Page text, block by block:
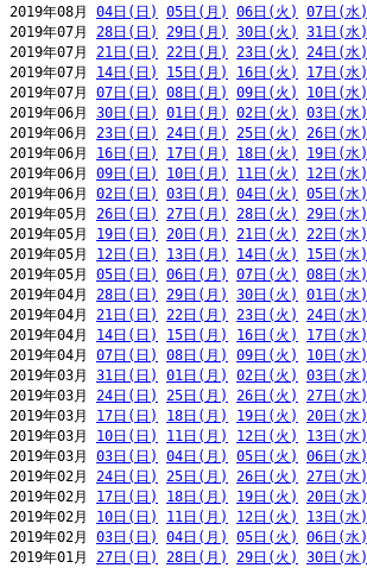
2019年08月 04日(日) 05日(月) 06日(火) 07日(水)
2019年07月 28日(日) 29日(月) 30日(火) 31日(水)
2019年07月 21日(日) 22日(月) 23日(火) 24日(水)
2019年07月 14日(日) 15日(月) 16日(火) 17日(水)
2019年07月 07日(日) 08日(月) 09日(火) 10日(水)
2019年06月 30日(日) 01日(月) 02日(火) 03日(水)
2019年06月 23日(日) 24日(月) 25日(火) 26日(水)
2019年06月 16日(日) 17日(月) 18日(火) 19日(水)
2019年06月 09日(日) 10日(月) 11日(火) 12日(水)
2019年06月 02日(日) 03日(月) 04日(火) 05日(水)
2019年05月 26日(日) 27日(月) 28日(火) 29日(水)
2019年05月 19日(日) 20日(月) 21日(火) 22日(水)
2019年05月 12日(日) 13日(月) 14日(火) 15日(水)
2019年05月 05日(日) 06日(月) 07日(火) 08日(水)
2019年04月 28日(日) 29日(月) 30日(火) 01日(水)
2019年04月 21日(日) 22日(月) 23日(火) 24日(水)
2019年04月 14日(日) 15日(月) 16日(火) 17日(水)
2019年04月 07日(日) 08日(月) 09日(火) 10日(水)
2019年03月 31日(日) 01日(月) 02日(火) 03日(水)
2019年03月 24日(日) 25日(月) 26日(火) 27日(水)
2019年03月 17日(日) 18日(月) 19日(火) 20日(水)
2019年03月 10日(日) 11日(月) 12日(火) 13日(水)
2019年03月 03日(日) 04日(月) 05日(火) 06日(水)
2019年02月 24日(日) 25日(月) 26日(火) 27日(水)
2019年02月 17日(日) 18日(月) 19日(火) 20日(水)
2019年02月 10日(日) 11日(月) 12日(火) 13日(水)
2019年02月 03日(日) 04日(月) 05日(火) 06日(水)
2019年01月 27日(日) 28日(月) 29日(火) 30日(水)